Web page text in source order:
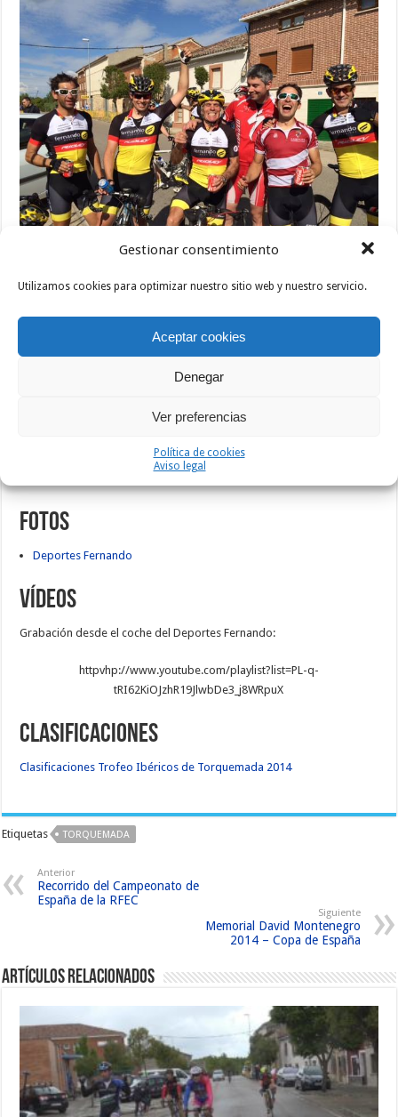
Gestionar consentimiento
Utilizamos cookies para optimizar nuestro sitio web y nuestro servicio.
Aceptar cookies
Denegar
Ver preferencias
Política de cookies
Aviso legal
que lamentar la caída de Javier Pérez (Discobolo Sport) de la
categoría máster 60. Se dio un buen porrazo, aunque por fortuna no
se rompió ningún hueso y la cosa quedó, como suele decirse, en
Fotos
Deportes Fernando
Vídeos
Grabación desde el coche del Deportes Fernando:
httpvhp://www.youtube.com/playlist?list=PL-q-
tRI62KiOJzhR19JlwbDe3_j8WRpuX
Clasificaciones
Clasificaciones Trofeo Ibéricos de Torquemada 2014
Etiquetas TORQUEMADA
Anterior
Recorrido del Campeonato de
España de la RFEC
Siguiente
Memorial David Montenegro
2014 – Copa de España
Artículos relacionados